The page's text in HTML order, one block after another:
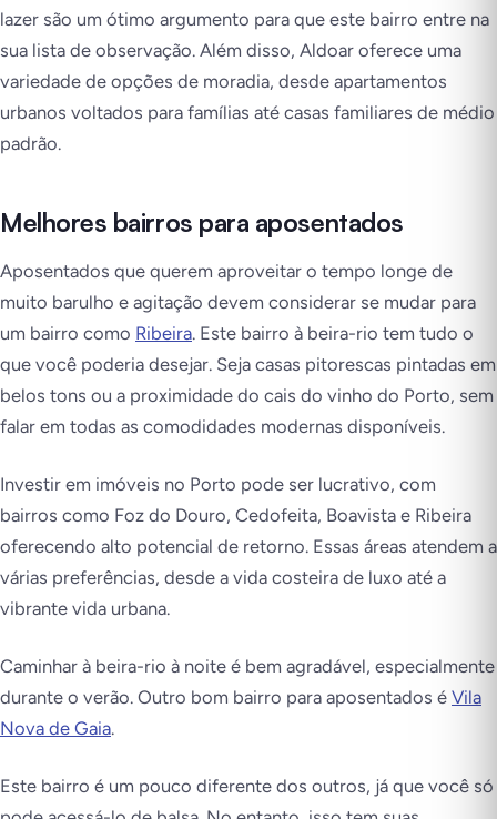
lazer são um ótimo argumento para que este bairro entre na
sua lista de observação. Além disso, Aldoar oferece uma
variedade de opções de moradia, desde apartamentos
urbanos voltados para famílias até casas familiares de médio
padrão.
Melhores bairros para aposentados
Aposentados que querem aproveitar o tempo longe de
muito barulho e agitação devem considerar se mudar para
um bairro como Ribeira. Este bairro à beira-rio tem tudo o
que você poderia desejar. Seja casas pitorescas pintadas em
belos tons ou a proximidade do cais do vinho do Porto, sem
falar em todas as comodidades modernas disponíveis.
Investir em imóveis no Porto pode ser lucrativo, com
bairros como Foz do Douro, Cedofeita, Boavista e Ribeira
oferecendo alto potencial de retorno. Essas áreas atendem a
várias preferências, desde a vida costeira de luxo até a
vibrante vida urbana.
Caminhar à beira-rio à noite é bem agradável, especialmente
durante o verão. Outro bom bairro para aposentados é Vila
Nova de Gaia.
Este bairro é um pouco diferente dos outros, já que você só